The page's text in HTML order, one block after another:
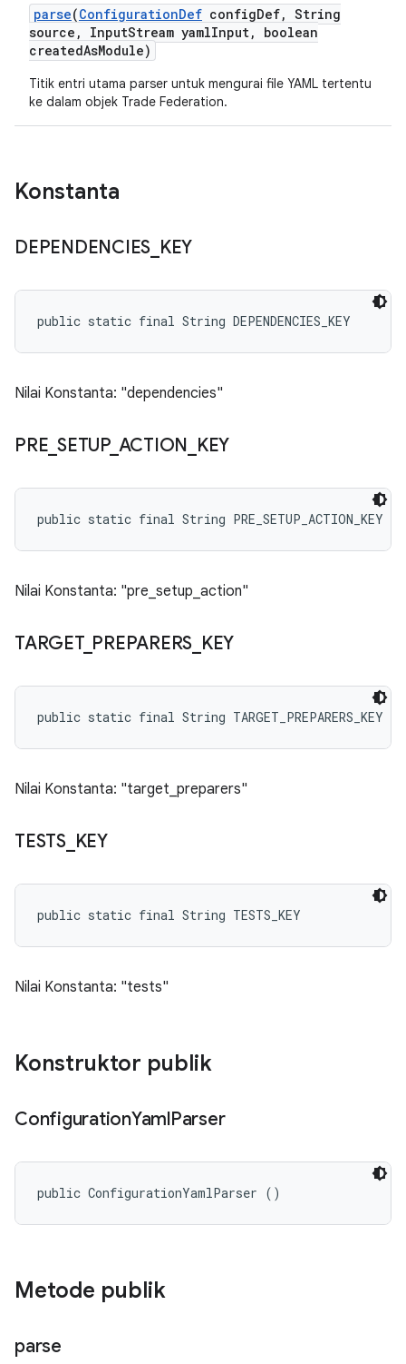
parse(ConfigurationDef configDef, String
source , InputStream yamlInput,
boolean
createdAsModule)
Titik entri utama parser untuk mengurai file YAML tertentu
ke dalam objek Trade Federation.
Konstanta
DEPENDENCIES KEY
public static final String DEPENDENCIES_KEY
Nilai Konstanta: "dependencies"
PRE SETUP_ ACTION KEY
public static final String PRE_SETUP_ACTION_KEY
Nilai Konstanta: "pre_setup_action"
TARGET_ PREPARERS KEY
public static final String TARGET_PREPARERS_KEY
Nilai Konstanta: "target_preparers"
TESTS_ KEY
public static final String TESTS_KEY
Nilai Konstanta: "tests"
Konstruktor publik
ConfigurationYamlParser
public ConfigurationYamlParser ()
Metode publik
parse